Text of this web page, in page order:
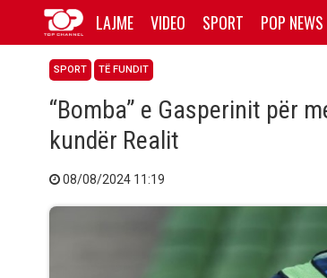
LAJME VIDEO SPORT POP NEWS
SPORT TË FUNDIT
“Bomba” e Gasperinit për
kundër Realit
08/08/2024 11:19